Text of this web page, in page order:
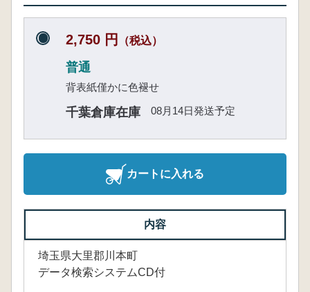
2,750 円 （税込）
普通
背表紙僅かに色褪せ
千葉倉庫在庫 08月14日発送予定
カートに入れる
内容
埼玉県大里郡川本町
データ検索システムCD付